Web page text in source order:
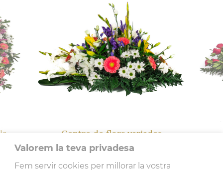
Valorem la teva privadesa
Fem servir cookies per millorar la vostra
Centre de flors variades
173.13€